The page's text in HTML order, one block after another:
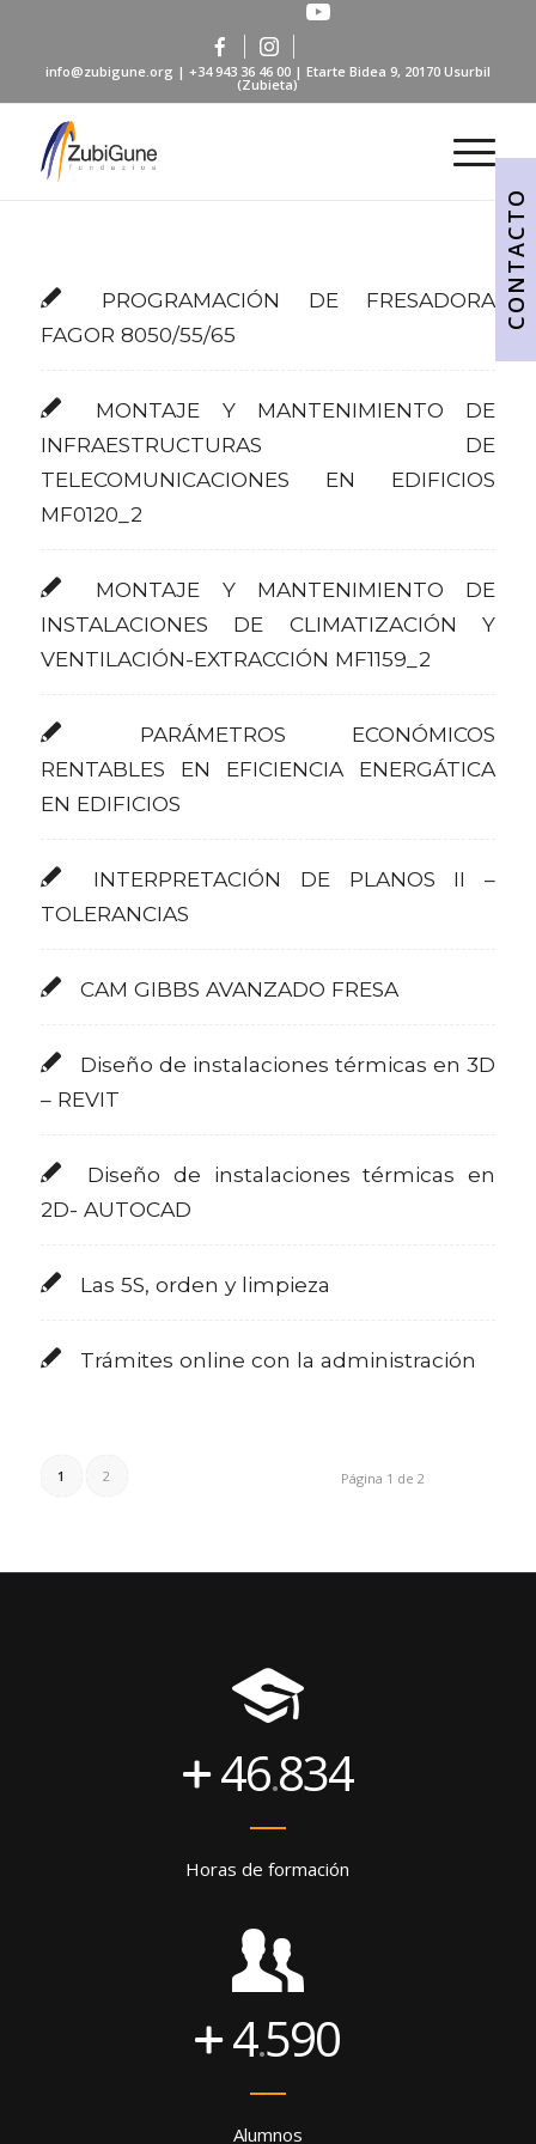
info@zubigune.org | +34 943 36 46 00 | Etarte Bidea 9, 20170 Usurbil
(Zubieta)
PROGRAMACIÓN DE FRESADORA
FAGOR 8050/55/65
MONTAJE Y MANTENIMIENTO DE
INFRAESTRUCTURAS DE
TELECOMUNICACIONES EN EDIFICIOS
MF0120_2
MONTAJE Y MANTENIMIENTO DE
INSTALACIONES DE CLIMATIZACIÓN Y
VENTILACIÓN-EXTRACCIÓN MF1159_2
PARÁMETROS ECONÓMICOS
RENTABLES EN EFICIENCIA ENERGÁTICA
EN EDIFICIOS
INTERPRETACIÓN DE PLANOS II –
TOLERANCIAS
CAM GIBBS AVANZADO FRESA
Diseño de instalaciones térmicas en 3D
– REVIT
Diseño de instalaciones térmicas en
2D- AUTOCAD
Las 5S, orden y limpieza
Trámites online con la administración
Página 1 de 2
1 2
46.834
Horas de formación
4.590
Alumnos
CONTACTO